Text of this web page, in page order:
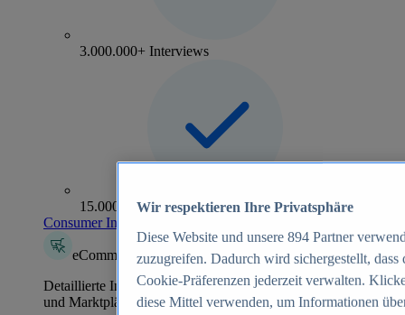
3.000.000+ Interviews
15.000+ Marken
Consumer Insights entdecken
eCommerce Insights
Detaillierte Informationen zu mehr als 39.000 Online-Shops
und Marktplätzen
Wir respektieren Ihre Privatsphäre
Diese Website und unsere 894 Partner
zuzugreifen. Dadurch wird sichergestellt,
Cookie-Präferenzen jederzeit verwalten.
diese Mittel verwenden, um Informationen